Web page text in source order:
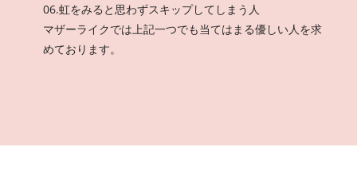
06.虹をみると思わずスキップしてしまう人
マザーライクでは上記一つでも当てはまる優しい人を求
めております。